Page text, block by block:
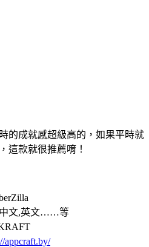
的成就感超級高的，如果平時就
這款就很推薦唷！
文,英文……等
appcraft.by/